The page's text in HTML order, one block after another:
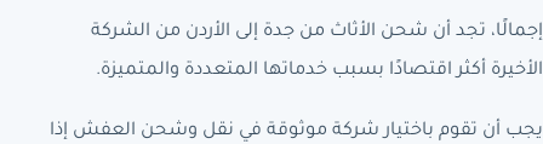
إجمالًا، تجد أن شحن الأثاث من جدة إلى الأردن من الشركة
الأخيرة أكثر اقتصادًا بسبب خدماتها المتعددة والمتميزة.
يجب أن تقوم باختيار شركة موثوقة في نقل وشحن العفش إذا